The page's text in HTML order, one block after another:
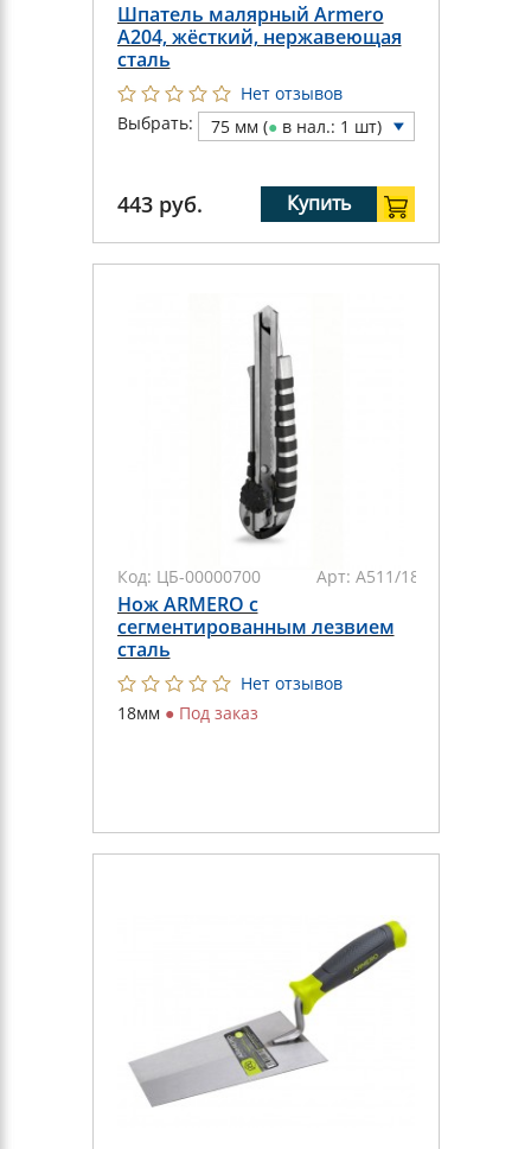
Шпатель малярный Armero
A204, жёсткий, нержавеющая
сталь
Нет отзывов
Выбрать:
75 мм (●в нал.: 1 шт)
443 руб. Купить
Код: ЦБ-00000700 Арт: A511/183
Нож ARMERO с
сегментированным лезвием
сталь
Нет отзывов
18мм ● Под заказ